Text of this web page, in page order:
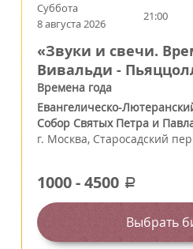
Суббота
8 августа 2026
21:00
«Звуки и свечи.
Вивальди -
Времена года
Евангелическо-
Собор Святых Петра и
г. Москва, Старосадский
1000-4500 a
Выбрать